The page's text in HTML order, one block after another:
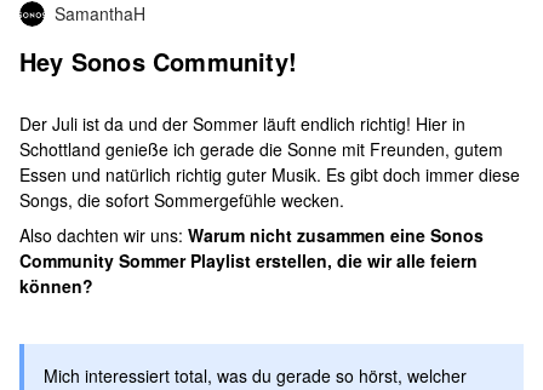
SamanthaH
Hey Sonos Community!
Der Juli ist da und der Sommer läuft endlich richtig! Hier in
Schottland genieße ich gerade die Sonne mit Freunden, gutem
Essen und natürlich richtig guter Musik. Es gibt doch immer diese
Songs, die sofort Sommergefühle wecken.
Also dachten wir uns: Warum nicht zusammen eine Sonos
Community Sommer Playlist erstellen, die wir alle feiern
können?
Mich interessiert total, was du gerade so hörst, welcher